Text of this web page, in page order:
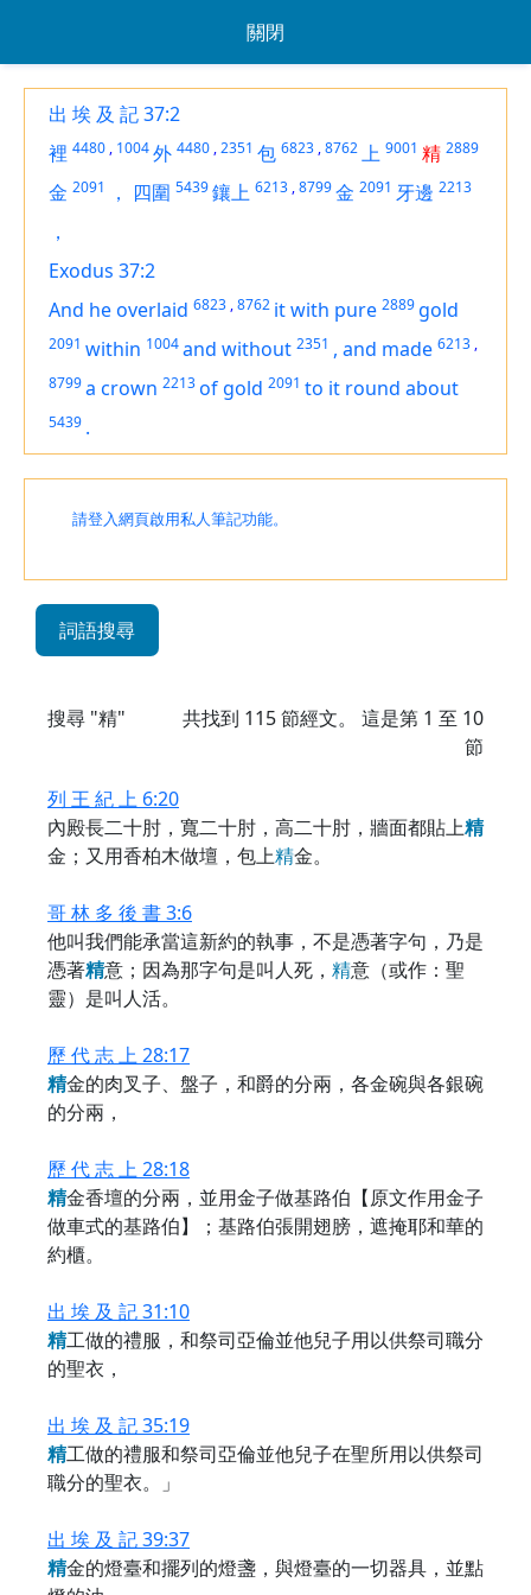
關閉
出 埃 及 記 37:2
裡 4480 , 1004外 4480 ,2351 包 6823 ,8762上 9001 精 2889
金 2091 ， 四圍 5439鑲上 6213 ,8799金 2091 牙邊 2213
，
Exodus 37:2
And he overlaid 6823 ,8762 it with pure 2889 gold
2091 within 1004and without 2351 , and made 6213 ,
8799a crown 2213of gold 2091 to it round about
5439 .
請登入網頁啟用私人筆記功能。
詞語搜尋
搜尋 "精" 共找到 115節經文。 這是第 1 至 10
節
列 王 紀 上 6:20
內殿長二十肘，寬二十肘，高二十肘，牆面都貼上精
金；又用香柏木做壇，包上精金。
哥 林 多 後 書 3:6
他叫我們能承當這新約的執事，不是憑著字句，乃是
憑著精意；因為那字句是叫人死， 精意（或作：聖
靈）是叫人活。
歷 代 志 上 28:17
精金的肉叉子、盤子，和爵的分兩，各金碗與各銀碗
的分兩，
歷 代 志 上 28:18
精金香壇的分兩，並用金子做基路伯【原文作用金子
做車式的基路伯】；基路伯張開翅膀，遮掩耶和華的
約櫃。
出 埃 及 記 31:10
精工做的禮服，和祭司亞倫並他兒子用以供祭司職分
的聖衣，
出 埃 及 記 35:19
精工做的禮服和祭司亞倫並他兒子在聖所用以供祭司
職分的聖衣。」
出 埃 及 記 39:37
精金的燈臺和擺列的燈盞，與燈臺的一切器具，並點